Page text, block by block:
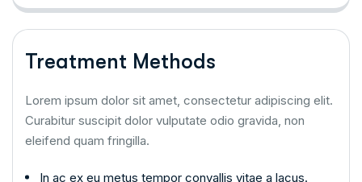
Treatment Methods
Lorem ipsum dolor sit amet, consectetur adipiscing elit.
Curabitur suscipit dolor vulputate odio gravida, non
eleifend quam fringilla.
In ac ex eu metus tempor convallis vitae a lacus.